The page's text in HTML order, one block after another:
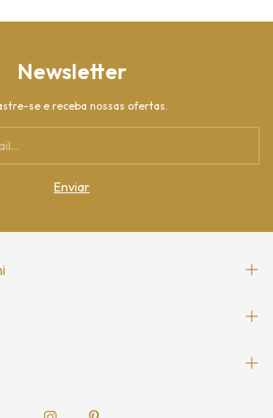
Newsletter
se e receba nossas ofertas.